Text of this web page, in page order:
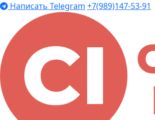
Написать Telegram +7(989)147-53-91